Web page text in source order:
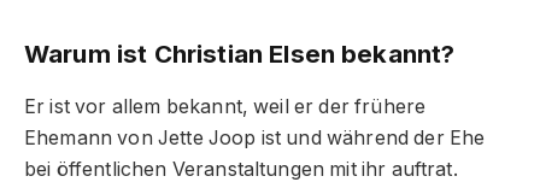
Warum ist Christian Elsen bekannt?
Er ist vor allem bekannt, weil er der frühere
Ehemann von Jette Joop ist und während der Ehe
bei öffentlichen Veranstaltungen mit ihr auftrat.